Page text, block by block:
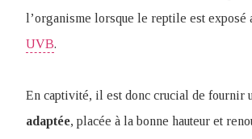
l’organisme lorsque le reptile est exposé
UVB.
En captivité, il est donc crucial de fournir
adaptée, placée à la bonne hauteur et